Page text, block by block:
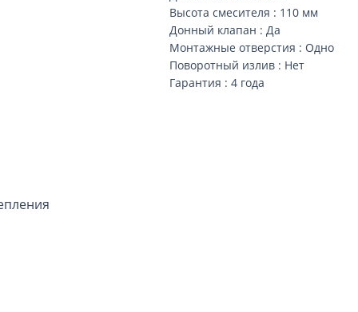
Высота смесителя : 110 мм
Донный клапан : Да
Монтажные отверстия : Одно
Поворотный излив : Нет
Гарантия : 4 года